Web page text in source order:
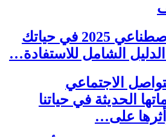
الذكاء الاصطناعي 2025 في حياتك
الدليل الشامل للاستفادة…
الاجتماعي
الحديثة في حياتنا
على…